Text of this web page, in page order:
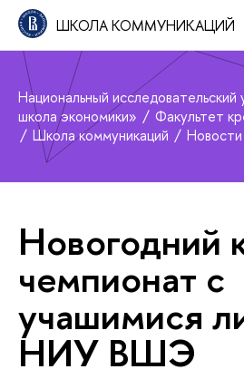
ШКОЛА КОММУНИКАЦИЙ
Национальный
школа экономики»
Факультет
Школа коммуникаций
Новости
Новогодний
чемпионат с
учашимися
НИУ ВШЭ